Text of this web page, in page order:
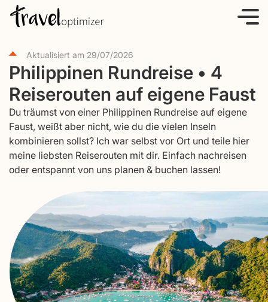
Aktualisiert am 29/07/2026
Philippinen Rundreise • 4
Reiserouten auf eigene Faust
Du träumst von einer Philippinen Rundreise auf eigene
Faust, weißt aber nicht, wie du die vielen Inseln
kombinieren sollst? Ich war selbst vor Ort und teile hier
meine liebsten Reiserouten mit dir. Einfach nachreisen
oder entspannt von uns planen & buchen lassen!